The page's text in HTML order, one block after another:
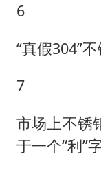
6
“真假304”
7
市场上不锈
于一个“利”